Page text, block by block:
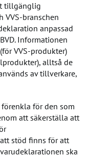
tillgänglig
VVS-branschen
anpassad
Informationen
VVS-produkter)
alltså de
av tillverkare,
för den som
att säkerställa att
stöd finns för att
ska